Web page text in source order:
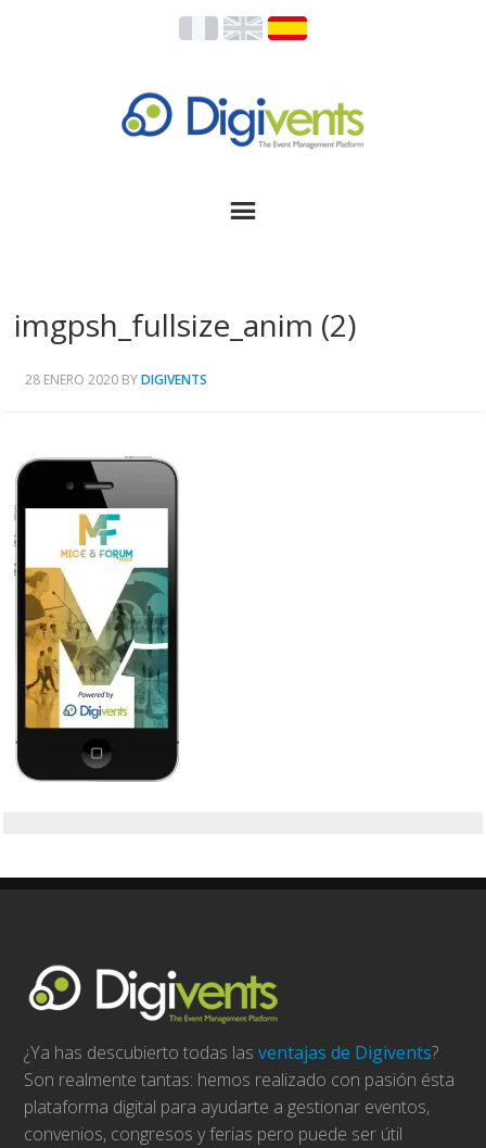
imgpsh_fullsize_anim (2)
28 ENERO 2020 BYDIGIVENTS
¿Ya has descubierto todas lasventajas de Digivents?
Son realmente tantas: hemos realizado con pasión ésta
plataforma digital para ayudarte a gestionar eventos,
convenios, congresos y ferias pero puede ser útil